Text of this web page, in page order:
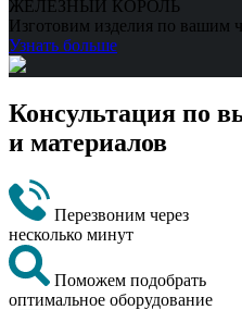
ЖЕЛЕЗНЫЙ КОРОЛЬ
Изготовим изделия по вашим
Узнать больше
Консультация по
и материалов
Перезвоним через
несколько минут
Поможем подобрать
оптимальное оборудование